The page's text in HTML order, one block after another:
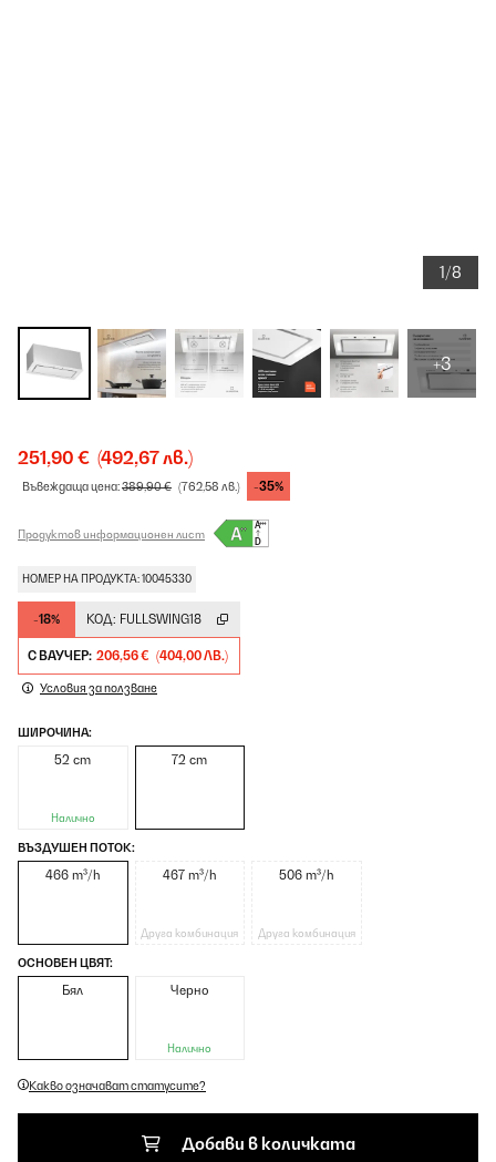
1/8
+3
251,90 € (492,67 лв.)
Въвеждаща цена:389,90 € (762,58 лв.) -35%
Продуктов информационен лист
НОМЕР НА ПРОДУКТА: 10045330
-18% КОД: FULLSWING18
С ВАУЧЕР: 206,56 € (404,00 ЛВ.)
Условия за ползване
ШИРОЧИНА:
52 cm
Налично
72 cm
ВЪЗДУШЕН ПОТОК:
466 m³/h 467 m³/h
Друга комбинация
506 m³/h
Друга комбинация
ОСНОВЕН ЦВЯТ:
Бял Черно
Налично
Какво означават статусите?
Добави в количката